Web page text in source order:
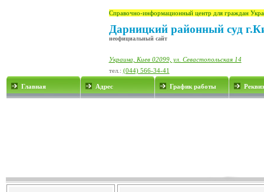
Справочно-информационный центр для граждан
Дарницкий районный суд
неофициальный сайт
Украина, Киев 02099, ул. Севастопольская 14
тел.: (044) 566-34-41
Главная Адрес График работы